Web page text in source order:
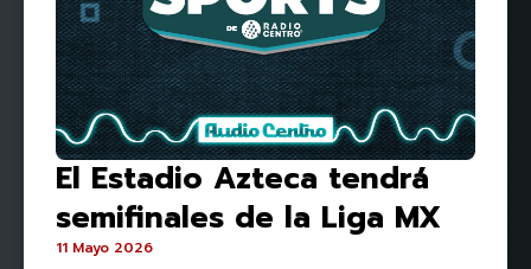
El Estadio Azteca tendrá
semifinales de la Liga MX
11 Mayo 2026